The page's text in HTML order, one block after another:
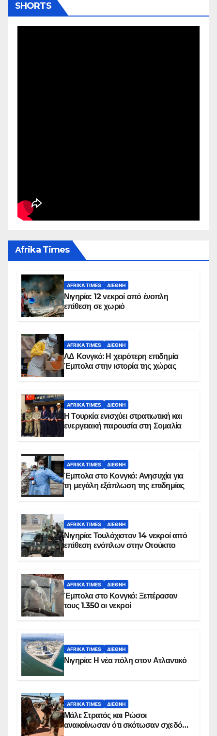
SHORTS
Αfrika Times
AFRIKA TIMES ΔΙΕΘΝΉ
Νιγηρία: 12 νεκροί από ένοπλη
επίθεση σε χωριό
AFRIKA TIMES ΔΙΕΘΝΉ
ΛΔ Κονγκό: Η χειρότερη επιδημία
Έμπολα στην ιστορία της χώρας
AFRIKA TIMES ΔΙΕΘΝΉ
Η Τουρκία ενισχύει στρατιωτική και
ενεργειακή παρουσία στη Σομαλία
AFRIKA TIMES ΔΙΕΘΝΉ
Έμπολα στο Κονγκό: Ανησυχία για
τη μεγάλη εξάπλωση της επιδημίας
AFRIKA TIMES ΔΙΕΘΝΉ
Νιγηρία: Τουλάχιστον 14 νεκροί από
επίθεση ενόπλων στην Οτούκπο
AFRIKA TIMES ΔΙΕΘΝΉ
Έμπολα στο Κονγκό: Ξεπέρασαν
τους 1.350 οι νεκροί
AFRIKA TIMES ΔΙΕΘΝΉ
Νιγηρία: Η νέα πόλη στον Ατλαντικό
AFRIKA TIMES ΔΙΕΘΝΉ
Μάλι: Στρατός και Ρώσοι
ανακοίνωσαν ότι σκότωσαν σχεδόν